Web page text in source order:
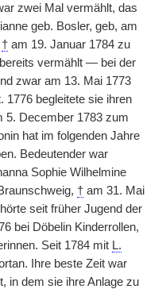
zwei Mal vermählt, das
geb. Bosler, geb, am
† am 19. Januar 1784 zu
vermählt — bei der
zwar am 13. Mai 1773
1776 begleitete sie ihren
5. December 1783 zum
hat im folgenden Jahre
Bedeutender war
Sophie Wilhelmine
† am 31. Mai
seit früher Jugend der
bei Döbelin Kinderrollen,
Seit 1784 mit L.
Ihre beste Zeit war
in dem sie ihre Anlage zu